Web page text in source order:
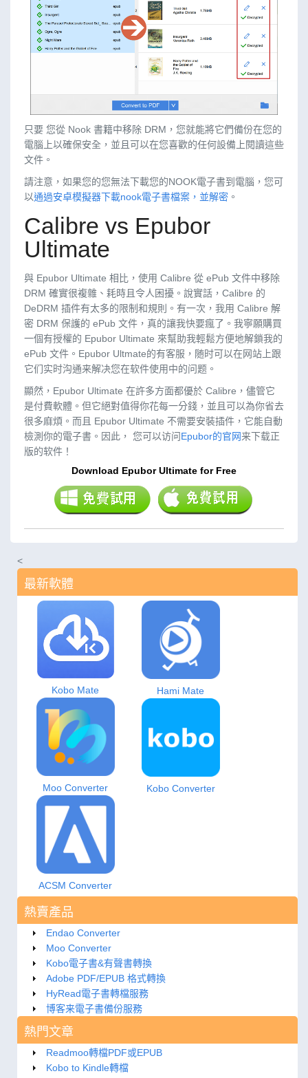
只要 您從 Nook 書籍中移除 DRM，您就能將它們備份在您的
電腦上以確保安全，並且可以在您喜歡的任何設備上閱讀這些
文件。
請注意，如果您的您無法下載您的NOOK電子書到電腦，您可
以通過安卓模擬器下載nook電子書檔案，並解密 。
Calibre vs Epubor
Ultimate
與 Epubor Ultimate 相比，使用 Calibre 從 ePub 文件中移除
DRM 確實很複雜、耗時且令人困擾。說實話，Calibre 的
DeDRM 插件有太多的限制和規則。有一次，我用 Calibre 解
密 DRM 保護的 ePub 文件，真的讓我快要瘋了。我寧願購買
一個有授權的 Epubor Ultimate 來幫助我輕鬆方便地解鎖我的
ePub 文件。Epubor Ultmate的有客服，随时可以在网站上跟
它们实时沟通来解决您在软件使用中的问题。
顯然，Epubor Ultimate 在許多方面都優於 Calibre，儘管它
是付費軟體。但它絕對值得你花每一分錢，並且可以為你省去
很多麻煩。而且 Epubor Ultimate 不需要安裝插件，它能自動
檢測你的電子書。因此， 您可以访问Epubor的官网来下载正
版的软件！
Download Epubor Ultimate for Free
<
最新軟體
Kobo Mate Hami Mate
Moo Converter Kobo Converter
ACSM Converter
熱賣產品
Endao Converter
Moo Converter
Kobo電子書&有聲書轉換
Adobe PDF/EPUB 格式轉換
HyRead電子書轉檔服務
博客来電子書備份服務
熱門文章
Readmoo轉檔PDF或EPUB
Kobo to Kindle轉檔